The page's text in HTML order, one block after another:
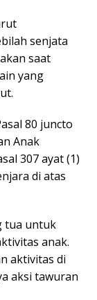
senjata
saat
yang
80 juncto
Anak
307 ayat (1)
di atas
tua untuk
anak.
aktivitas di
aksi tawuran